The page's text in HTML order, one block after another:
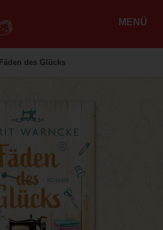
MENÜ
Fäden des Glücks